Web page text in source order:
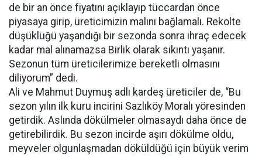
de bir an önce fiyatını açıklayıp tüccardan önce
piyasaya girip, üreticimizin malını bağlamalı. Rekolte
düşüklüğü yaşandığı bir sezonda sonra ihraç edecek
kadar mal alınamazsa Birlik olarak sıkıntı yaşanır.
Sezonun tüm üreticilerimize bereketli olmasını
diliyorum” dedi.
Ali ve Mahmut Duymuş adlı kardeş üreticiler de, “Bu
sezon yılın ilk kuru incirini Sazlıköy Moralı yöresinden
getirdik. Aslında dökülmeler olmasaydı daha önce de
getirebilirdik. Bu sezon incirde aşırı dökülme oldu,
meyveler olgunlaşmadan döküldüğü için büyük verim